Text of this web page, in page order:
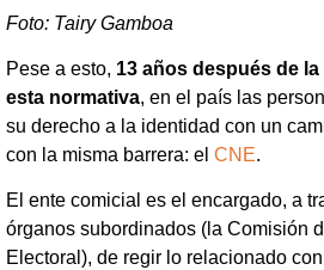
Foto: Tairy Gamboa
Pese a esto, 13 años después de
esta normativa, en el país las
su derecho a la identidad con un
con la misma barrera: el CNE.
El ente comicial es el encargado, a
órganos subordinados (la Comisión
Electoral), de regir lo relacionado